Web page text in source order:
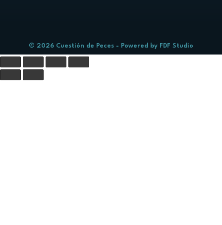
© 2026 Cuestión de Peces - Powered by FDF Studio